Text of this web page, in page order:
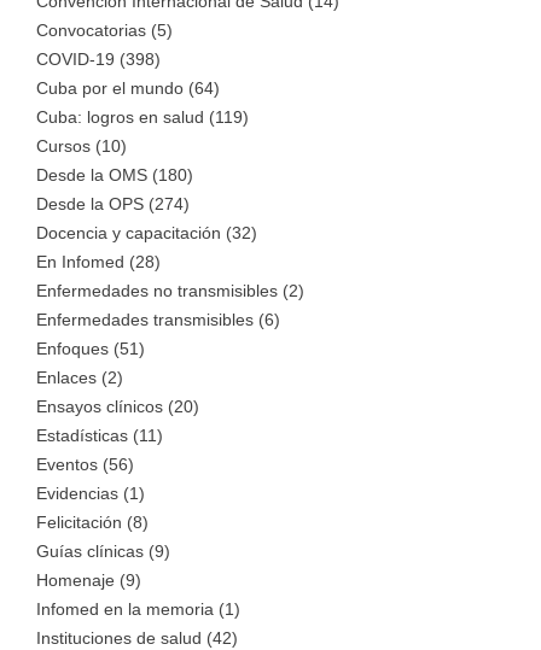
Convocatorias (5)
COVID-19 (398)
Cuba por el mundo (64)
Cuba: logros en salud (119)
Cursos (10)
Desde la OMS (180)
Desde la OPS (274)
Docencia y capacitación (32)
En Infomed (28)
Enfermedades no transmisibles (2)
Enfermedades transmisibles (6)
Enfoques (51)
Enlaces (2)
Ensayos clínicos (20)
Estadísticas (11)
Eventos (56)
Evidencias (1)
Felicitación (8)
Guías clínicas (9)
Homenaje (9)
Infomed en la memoria (1)
Instituciones de salud (42)